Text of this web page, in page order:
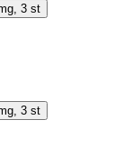
3 st
3 st